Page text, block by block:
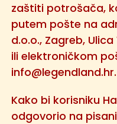
zaštiti potrošača,
putem pošte na
d.o.o., Zagreb,
ili elektroničkom
info@legendland.hr.
Kako bi korisniku
odgovorio na